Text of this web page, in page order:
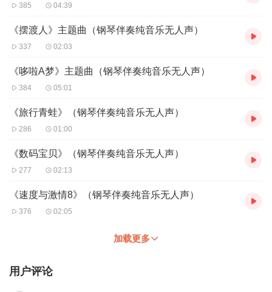
385 04:39
《摆渡人》主题曲（钢琴伴奏纯音乐无人声）
337 02:03
《哆啦A梦》主题曲（钢琴伴奏纯音乐无人声）
384 05:01
《旅行青蛙》（钢琴伴奏纯音乐无人声）
286 01:00
《数码宝贝》（钢琴伴奏纯音乐无人声）
277 02:13
《速度与激情8》（钢琴伴奏纯音乐无人声）
376 02:05
加载更多
用户评论